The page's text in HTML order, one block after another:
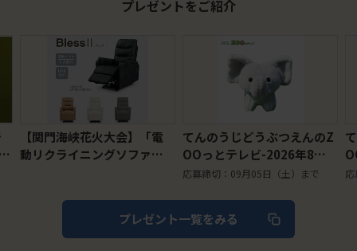
プレゼントをご紹介
花火大会】「電
ニングソファ」2
てんのうじどうぶつえんのZ
OOっとテレビ-2026年8月
視聴者プレゼント！ クイズ
トキーチェーン ゾウ（5名
様）
応募締切：09月05日（土）まで
てんのうじど
OOっとテレ
視聴者プレゼ
みんなで磨き
ト（30名様）
応募締切：09月
プレゼント一覧をみる